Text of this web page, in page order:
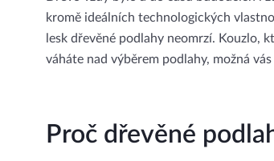
kromě ideálních technologických
lesk dřevěné podlahy neomrzí. Kouzlo,
váháte nad výběrem podlahy, možná
Proč dřevěné